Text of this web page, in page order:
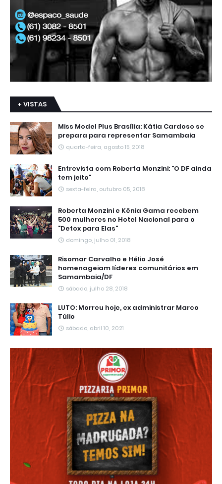
+ VISTAS
Miss Model Plus Brasília: Kátia Cardoso se
prepara para representar Samambaia
quarta-feira, agosto 15, 2018
Entrevista com Roberta Monzini: "O DF ainda
tem jeito"
sexta-feira, outubro 05, 2018
Roberta Monzini e Kênia Gama recebem
500 mulheres no Hotel Nacional para o
"Detox para Elas"
domingo, julho 01, 2018
Risomar Carvalho e Hélio José
homenageiam líderes comunitários em
Samambaia/DF
sábado, julho 28, 2018
LUTO: Morreu hoje, ex administrar Marco
Túlio
sábado, abril 10, 2021